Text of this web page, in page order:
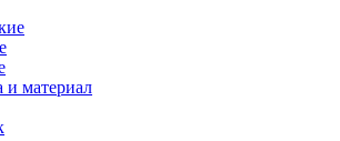
и материал